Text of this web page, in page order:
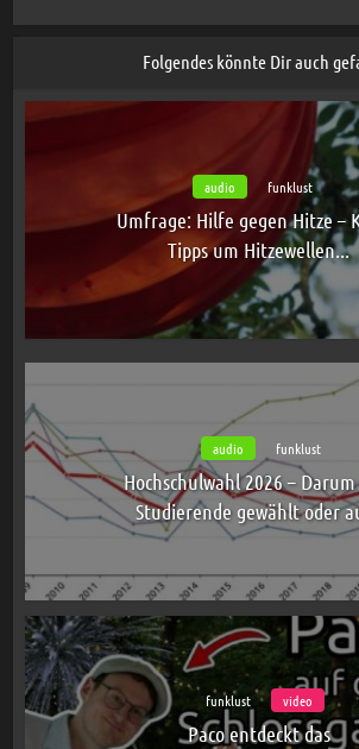
Folgendes könnte Dir auch
audio funklust
Umfrage: Hilfe gegen Hitze –
Tipps um Hitzewellen...
audio funklust
Hochschulwahl 2026 –
Studierende gewählt oder
funklust video
Paco entdeckt das